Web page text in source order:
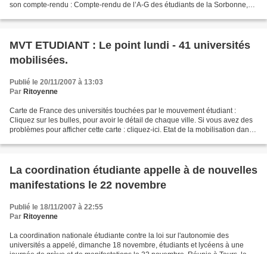
son compte-rendu : Compte-rendu de l’A-G des étudiants de la Sorbonne,
MVT ETUDIANT : Le point lundi - 41 universités
mobilisées.
Publié le 20/11/2007 à 13:03
Par Ritoyenne
Carte de France des universités touchées par le mouvement étudiant :
Cliquez sur les bulles, pour avoir le détail de chaque ville. Si vous avez des
problèmes pour afficher cette carte : cliquez-ici. Etat de la mobilisation dans
La coordination étudiante appelle à de nouvelles
manifestations le 22 novembre
Publié le 18/11/2007 à 22:55
Par Ritoyenne
La coordination nationale étudiante contre la loi sur l'autonomie des
universités a appelé, dimanche 18 novembre, étudiants et lycéens à une